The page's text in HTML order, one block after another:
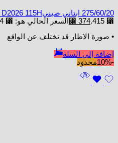
275/60/20 ابتاني صينيD2026 115H
⃁ 415.
⃁ 374 السعر الحالي هو: ⃁ 374.
• صورة الاطار قد تختلف عن الواقع
إضافة إلى السلة
-10%
محدود